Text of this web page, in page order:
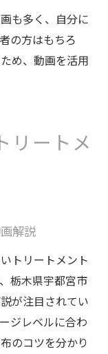
も多く、自分に
の方はもちろ
め、動画を活用
リートメ
解説
トリートメント
栃木県宇都宮市
が注目されてい
ジレベルに合わ
のコツを分かり